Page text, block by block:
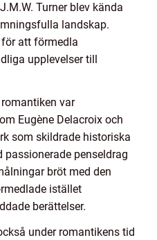
Turner blev kända
landskap.
att förmedla
upplevelser till
var
Eugène Delacroix och
som skildrade historiska
passionerade penseldrag
bröt med den
istället
berättelser.
under romantikens tid